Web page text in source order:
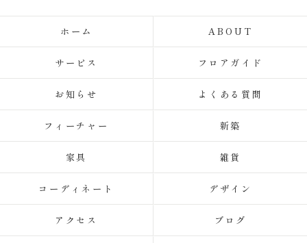
ホーム ABOUT
サービス フロアガイド
お知らせ よくある質問
フィーチャー 新築
家具 雑貨
コーディネート デザイン
アクセス ブログ